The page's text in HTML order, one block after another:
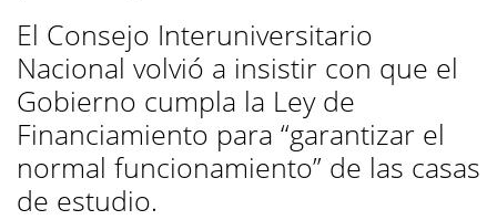
El Consejo Interuniversitario
Nacional volvió a insistir con que el
Gobierno cumpla la Ley de
Financiamiento para “garantizar el
normal funcionamiento” de las casas
de estudio.